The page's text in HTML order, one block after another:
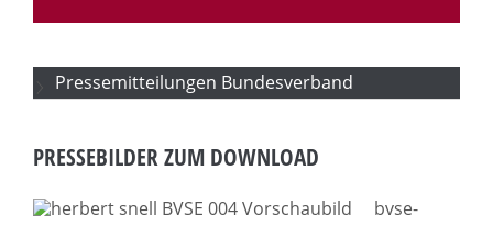
Pressemitteilungen Bundesverband
PRESSEBILDER ZUM DOWNLOAD
bvse-